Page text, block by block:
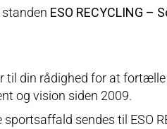
ESO RECYCLING –
til din rådighed for at
og vision siden 2009.
sportsaffald sendes til ESO